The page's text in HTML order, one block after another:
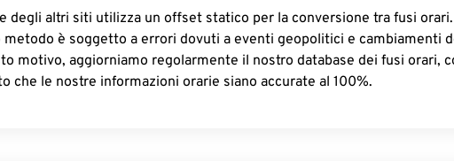
degli altri siti utilizza un offset statico per la conversione tra fusi orari.
metodo è soggetto a errori dovuti a eventi geopolitici e cambiamenti
motivo, aggiorniamo regolarmente il nostro database dei fusi orari,
che le nostre informazioni orarie siano accurate al 100%.